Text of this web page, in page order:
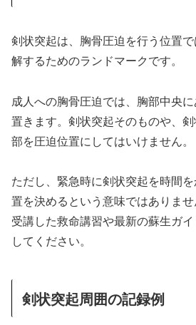
剣状突起は、胸骨圧迫を行う位置
解するためのランドマークです。
成人への胸骨圧迫では、胸部中央
置きます。剣状突起そのものや、
部を圧迫位置にしてはいけません。
ただし、緊急時に剣状突起を時間
置を決めるという意味ではありませ
受講した救命講習や最新の蘇生ガ
してください。
剣状突起周囲の記録例